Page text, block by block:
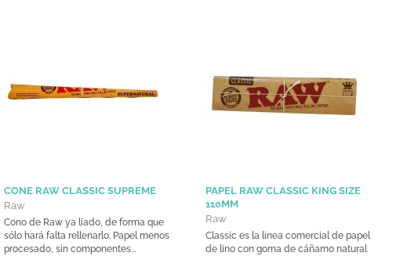
CONE RAW CLASSIC SUPREME
Raw
Cono de Raw ya liado, de forma que
sólo hará falta rellenarlo. Papel menos
procesado, sin componentes...
PAPEL RAW CLASSIC KING SIZE
110MM
Raw
Classic es la linea comercial de papel
de lino con goma de cáñamo natural